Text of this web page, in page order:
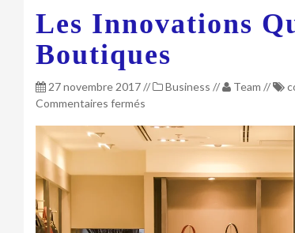
Les Innovations
Boutiques
27 novembre 2017// Business // Team //
Commentaires fermés
innovations
qui
les
boutiques